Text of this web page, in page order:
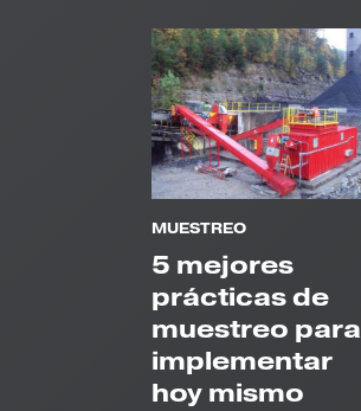
MUESTREO
5 mejores
prácticas de
muestreo para
implementar
hoy mismo